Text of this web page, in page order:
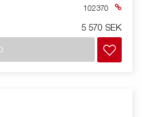
102370
5 570 SEK